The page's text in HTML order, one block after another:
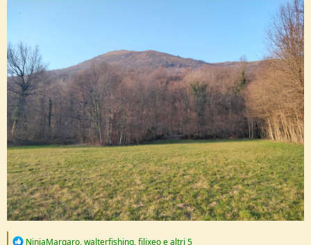
R
NinjaMargaro,walterfishing,filixeoe altri 5